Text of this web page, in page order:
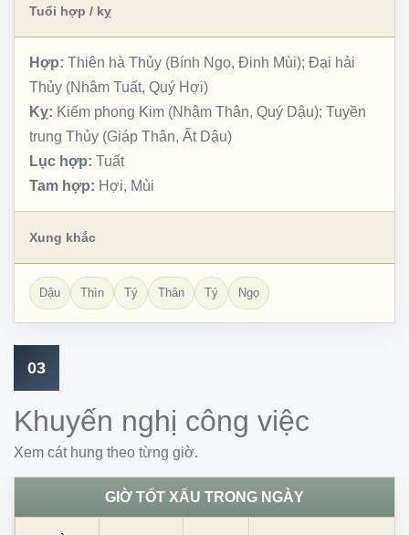
Tuổi hợp / kỵ
Hợp: Thiên hà Thủy (Bính Ngọ, Đinh Mùi); Đại hải
Thủy (Nhâm Tuất, Quý Hợi)
Kỵ: Kiếm phong Kim (Nhâm Thân, Quý Dậu); Tuyền
trung Thủy (Giáp Thân, Ất Dậu)
Lục hợp: Tuất
Tam hợp: Hợi, Mùi
Xung khắc
Dậu Thìn Tý Thân Tý Ngọ
03
Khuyến nghị công việc
Xem cát hung theo từng giờ.
GIỜ TỐT XẤU TRONG NGÀY